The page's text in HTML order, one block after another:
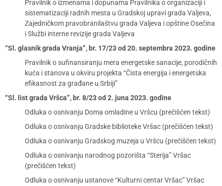
Pravilnik o izmenama i dopunama Pravilnika o organizaciji i
sistematizaciji radnih mesta u Gradskoj upravi grada Valjeva,
Zajedničkom pravobranilaštvu grada Valjeva i opštine Osečina
i Službi interne revizije grada Valjeva
“Sl. glasnik grada Vranja”, br. 17/23 od 20. septembra 2023. godine
Pravilnik o sufinansiranju mera energetske sanacije, porodičnih
kuća i stanova u okviru projekta “Čista energija i energetska
efikasnost za građane u Srbiji”
“Sl. list grada Vršca”, br. 8/23 od 2. juna 2023. godine
Odluka o osnivanju Doma omladine u Vršcu (prečišćen tekst)
Odluka o osnivanju Gradske biblioteke Vršac (prečišćen tekst)
Odluka o osnivanju Gradskog muzeja u Vršcu (prečišćen tekst)
Odluka o osnivanju narodnog pozorišta “Sterija” Vršac
(prečišćen tekst)
Odluka o osnivanju ustanove “Kulturni centar Vršac” Vršac